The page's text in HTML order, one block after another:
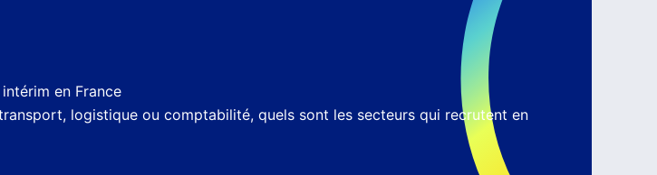
en France
logistique ou comptabilité, quels sont les secteurs qui recrutent en